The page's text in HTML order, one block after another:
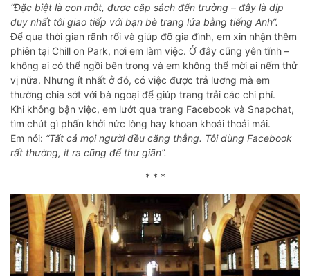
“Đặc biệt là con một, được cắp sách đến trường – đây là dịp
duy nhất tôi giao tiếp với bạn bè trang lứa bằng tiếng Anh”.
Để qua thời gian rãnh rổi và giúp đỡ gia đình, em xin nhận thêm
phiên tại Chill on Park, nơi em làm việc. Ở đây cũng yên tĩnh –
không ai có thể ngồi bên trong và em không thể mời ai nếm thử
vị nữa. Nhưng ít nhất ở đó, có việc được trả lương mà em
thường chia sớt với bà ngoại để giúp trang trải các chi phí.
Khi không bận việc, em lướt qua trang Facebook và Snapchat,
tìm chút gì phấn khởi nức lòng hay khoan khoái thoải mái.
Em nói: “Tất cả mọi người đều căng thẳng. Tôi dùng Facebook
rất thường, ít ra cũng để thư giãn”.
* * *